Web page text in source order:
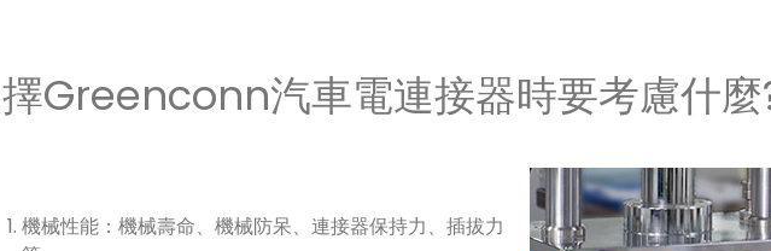
Greenconn汽車電連接器時要考慮什麼
機械性能：機械壽命、機械防呆、連接器保持力、插拔力